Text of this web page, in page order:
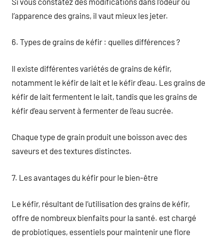
l’apparence des grains, il vaut mieux les jeter.
6. Types de grains de kéfir : quelles différences ?
Il existe différentes variétés de grains de kéfir,
notamment le kéfir de lait et le kéfir d’eau. Les grains de
kéfir de lait fermentent le lait, tandis que les grains de
kéfir d’eau servent à fermenter de l’eau sucrée.
Chaque type de grain produit une boisson avec des
saveurs et des textures distinctes.
7. Les avantages du kéfir pour le bien-être
Le kéfir, résultant de l’utilisation des grains de kéfir,
offre de nombreux bienfaits pour la santé. est chargé
de probiotiques, essentiels pour maintenir une flore